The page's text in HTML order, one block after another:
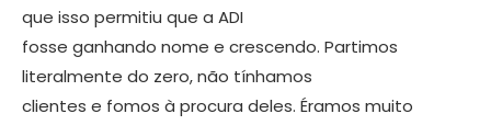
que isso permitiu que a ADI
fosse ganhando nome e crescendo. Partimos
literalmente do zero, não tínhamos
clientes e fomos à procura deles. Éramos muito